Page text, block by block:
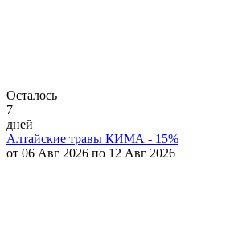
Осталось
7
дней
Алтайские травы КИМА - 15%
от 06 Авг 2026 по 12 Авг 2026